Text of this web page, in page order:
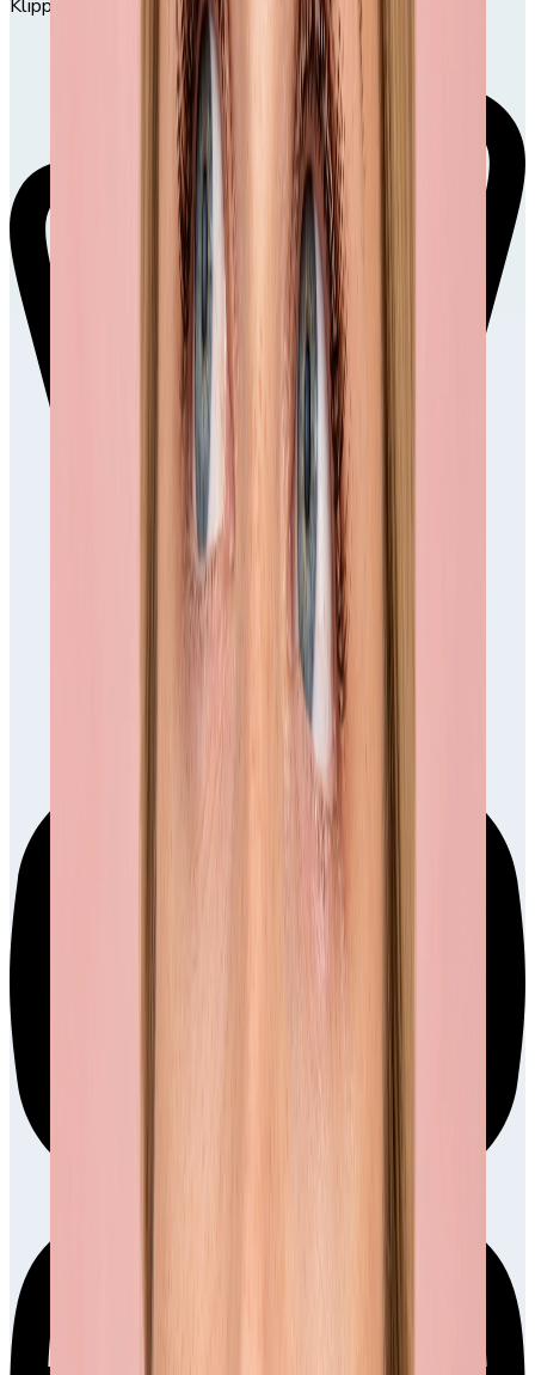
Klippning och färgning